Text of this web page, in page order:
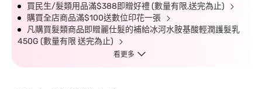
買民生/髮類用品滿$388即贈好禮 (數量有限,送完為止)
購買全店商品滿$100送數位印花一張
凡購買髮類商品即贈麗仕髮的補給冰河水胺基酸輕潤護髮乳
450G (數量有限 送完為止)
看更多